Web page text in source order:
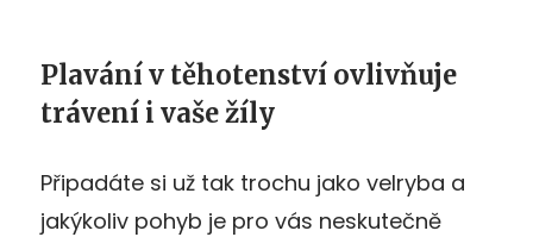
Plavání v těhotenství ovlivňuje
trávení i vaše žíly
Připadáte si už tak trochu jako velryba a
jakýkoliv pohyb je pro vás neskutečně